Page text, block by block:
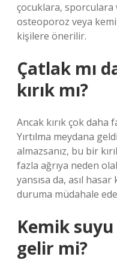
çocuklara, sporculara
osteoporoz veya
kişilere önerilir.
Çatlak mı
kırık mı?
Ancak kırık çok daha
Yırtılma meydana
almazsanız, bu bir
fazla ağrıya neden
yansısa da, asıl
duruma müdahale
Kemik
gelir mi?